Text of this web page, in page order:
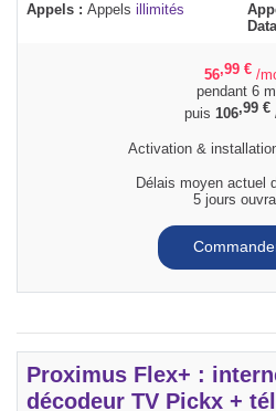
Appels : Appels illimités
56,99 € /
pendant 6
puis 106,99 €
Activation &
Délais moyen actuel
5 jours
Proximus Flex+ :
décodeur TV Pickx +